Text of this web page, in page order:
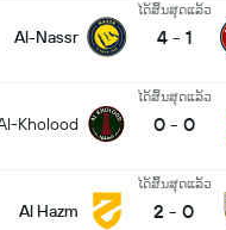
Al-Nassr
ໄດ້ສິ້ນສຸດແລ້ວ
4 - 1
Kholood
ໄດ້ສິ້ນສຸດແລ້ວ
0 - 0
Al Hazm
ໄດ້ສິ້ນສຸດແລ້ວ
2 - 0